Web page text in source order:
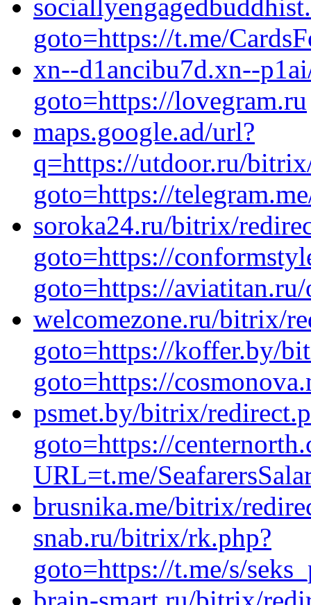
goto=https://t.me/
xn--d1ancibu7d.xn--
goto=https://lovegram.ru
maps.google.ad/url?
q=https://utdoor.ru/
goto=https://
soroka24.ru/bitrix/
goto=https://
goto=https://aviatitan.ru/
welcomezone.ru/bitrix/
goto=https://koffer.by/
goto=https://
psmet.by/bitrix/
goto=https://
URL=t.me/
brusnika.me/bitrix/
snab.ru/bitrix/rk.php?
goto=https://t.me/s/